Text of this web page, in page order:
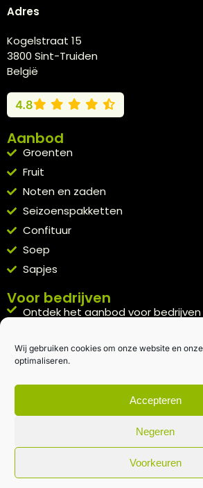
Wij gebruiken cookies om onze website en
optimaliseren.
Accepteren
Negeren
Voorkeuren
Adres
Kogelstraat 15
3800 Sint-Truiden
België
4.8
Aanbod
Groenten
Fruit
Noten en zaden
Seizoenspakketten
Confituur
Soep
Sapjes
Voor bedrijven
Ontdek het aanbod voor bedrijven
Kennismakingspakket aanvragen
Blijft op de hoogte
Rechtstreeks van het veld naar je
Inschrijven nieuwsbrief
Algemene voorwaarden|Privacybeleid|